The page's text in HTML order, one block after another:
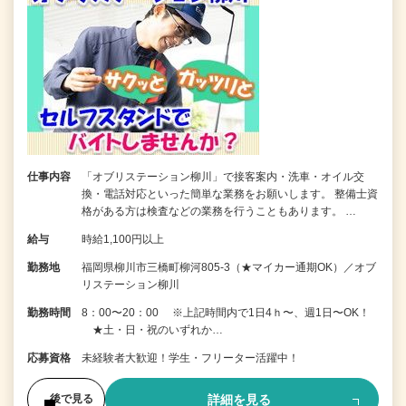
仕事内容
「オブリステーション柳川」で接客案内・洗車・オイル交
換・電話対応といった簡単な業務をお願いします。 整備士資
格がある方は検査などの業務を行うこともあります。 …
給与 時給1,100円以上
勤務地
福岡県柳川市三橋町柳河805-3（★マイカー通期OK）／オブ
リステーション柳川
勤務時間
8：00〜20：00 ※上記時間内で1日4ｈ〜、週1日〜OK！
★土・日・祝のいずれか…
応募資格 未経験者大歓迎！学生・フリーター活躍中！
後で見る 詳細を見る